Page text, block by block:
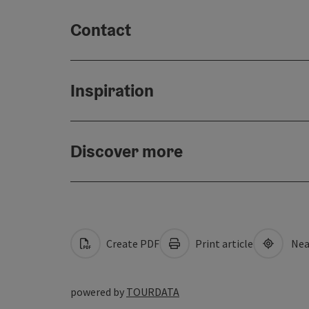
Contact
Inspiration
Discover more
Create PDF Print article
powered by TOURDATA